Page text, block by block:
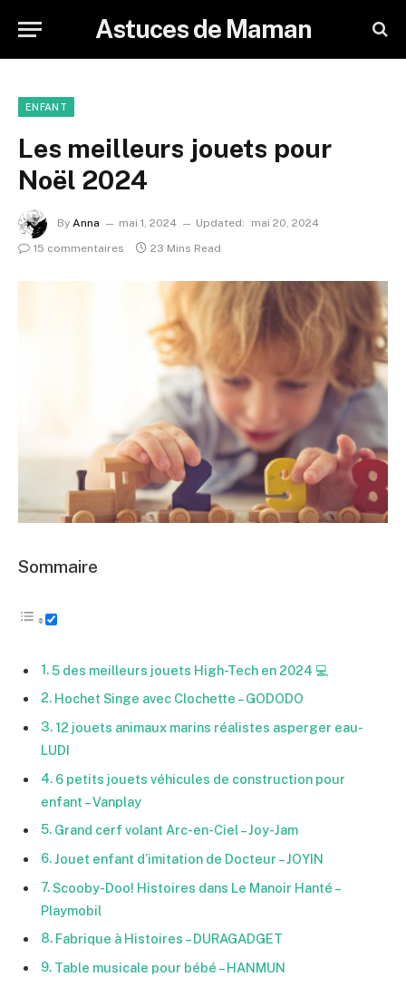
Astuces de Maman
ENFANT
Les meilleurs jouets pour
Noël 2024
By Anna mai 1, 2024 Updated:
mai 20, 2024
15 commentaires
23 Mins Read
Sommaire
5 des meilleurs jouets High-Tech en 2024 💻
Hochet Singe avec Clochette – GODODO
12 jouets animaux marins réalistes asperger eau-
LUDI
6 petits jouets véhicules de construction pour
enfant – Vanplay
Grand cerf volant Arc-en-Ciel – Joy-Jam
Jouet enfant d’imitation de Docteur – JOYIN
Scooby-Doo! Histoires dans Le Manoir Hanté –
Playmobil
Fabrique à Histoires – DURAGADGET
Table musicale pour bébé – HANMUN